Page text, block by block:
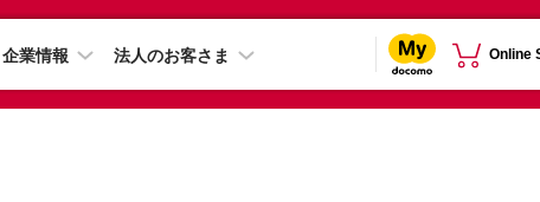
企業情報 法人のお客さま Online